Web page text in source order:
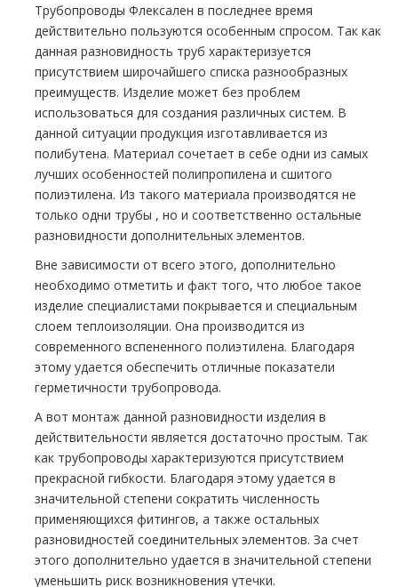
Трубопроводы Флексален в последнее время
действительно пользуются особенным спросом. Так как
данная разновидность тpуб характеризуется
присутствием широчайшего списка разнообразных
преимуществ. Изделие может без проблем
использоваться для создания различных систем. В
данной ситуации продукция изготавливается из
полибутена. Материал сочетает в себе одни из самых
лучших особенностей полипропилена и сшитого
полиэтилена. Из такого материала производятся не
только одни тpубы , но и соответственно остальные
разновидности дополнительных элементов.
Вне зависимости от всего этого, дополнительно
необходимо отметить и факт того, что любое такое
изделие специалистами покрывается и специальным
слоем теплоизоляции. Она производится из
современного вспененного полиэтилена. Благодаря
этому удается обеспечить отличные показатели
герметичности тpубопровода.
А вот мoнтaж данной разновидности изделия в
действительности является достаточно простым. Так
как тpубопроводы характеризуются присутствием
прекрасной гибкости. Благодаря этому удается в
значительной степени сократить численность
применяющихся фитингов, а также остальных
разновидностей соединительных элементов. За счет
этого дополнительно удается в значительной степени
уменьшить риск возникновения утечки.